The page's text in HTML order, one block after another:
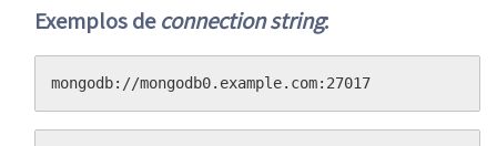
Exemplos deconnection string:
mongodb://mongodb0.example.com:27017